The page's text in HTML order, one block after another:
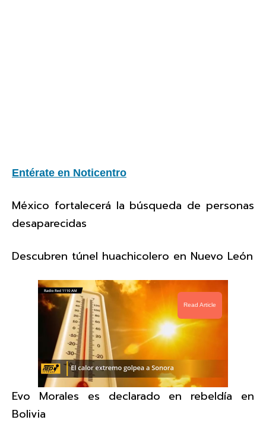
Entérate en Noticentro
México fortalecerá la búsqueda de personas
desaparecidas
Descubren túnel huachicolero en Nuevo León
Read Article
Evo Morales es declarado en rebeldía en
Bolivia